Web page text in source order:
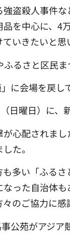
盗殺人事件
を中心に、4
いきたいと思
るさと区民ま
に会場を戻し
日曜日）に、
心配されま
た。
多い「ふる
った自治体
のご協力に感
公苑がアジ